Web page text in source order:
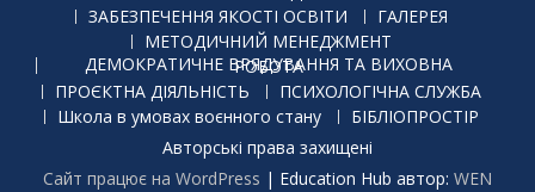
ЗАБЕЗПЕЧЕННЯ ЯКОСТІ ОСВІТИ
ГАЛЕРЕЯ
МЕТОДИЧНИЙ МЕНЕДЖМЕНТ
ДЕМОКРАТИЧНЕ ВРЯДУВАННЯ ТА ВИХОВНА РОБОТА
ПРОЄКТНА ДІЯЛЬНІСТЬ
ПСИХОЛОГІЧНА СЛУЖБА
Школа в умовах воєнного стану
БІБЛІОПРОСТІР
Авторські права захищені
Сайт працює на WordPress | Education Hub автор: WEN